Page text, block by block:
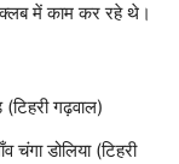
क्लब में काम कर रहे थे।
गढ़वाल)
चंगा डोलिया (टिहरी